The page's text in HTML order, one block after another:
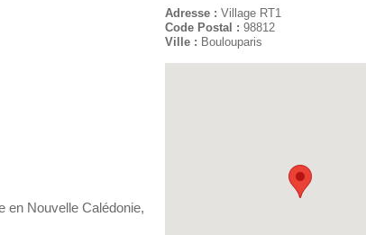
en Nouvelle Calédonie,
Adresse : Village RT1
Code Postal : 98812
Ville : Boulouparis